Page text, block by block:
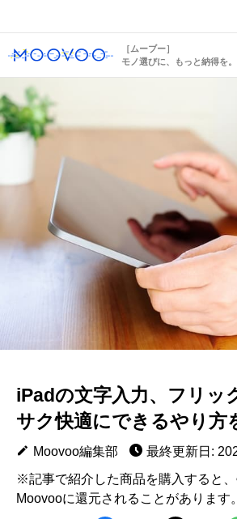
［ムーブー］
モノ選びに、もっと納得を。
iPadの文字入力、フリッ
サク快適にできるやり方
Moovoo編集部
最終更新日:
※記事で紹介した商品を購入すると
Moovooに還元されることがあります。